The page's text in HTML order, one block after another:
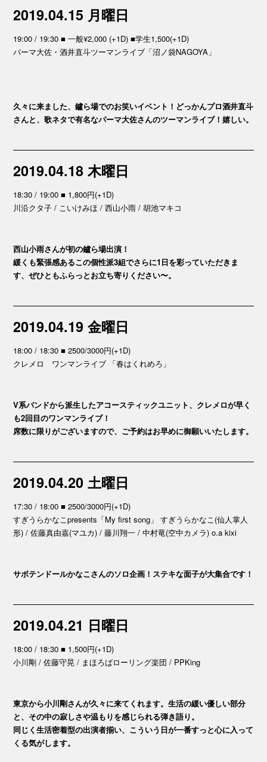
2019.04.15 月曜日
19:00 / 19:30 ■ 一般¥2,000 (+1D) ■学生1,500(+1D)
パーマ大佐・酒井直斗ツーマンライブ「沼ノ袋NAGOYA」
久々に来ました、鑪ら場でのお笑いイベント！どっかんプロ酒井直斗
さんと、歌ネタで有名なパーマ大佐さんのツーマンライブ！嬉しい。
2019.04.18 木曜日
18:30 / 19:00 ■ 1,800円(+1D)
川沿クタ子 / こいけみほ / 西山小雨 / 胡池マキコ
西山小雨さんが初の鑪ら場出演！
緩くも緊張感あるこの個性派3組でさらに1日を彩っていただきま
す、ぜひともふらっとお立ち寄りください〜。
2019.04.19 金曜日
18:00 / 18:30 ■ 2500/3000円(+1D)
クレメロ ワンマンライブ 「春はくれめろ」
V系バンドから派生したアコースティックユニット、クレメロが早く
も2回目のワンマンライブ！
席数に限りがございますので、ご予約はお早めに御願いいたします。
2019.04.20 土曜日
17:30 / 18:00 ■ 2500/3000円(+1D)
すぎうらかなこpresents「My first song」 すぎうらかなこ(仙人掌人
形) / 佐藤真由嘉(マユカ) / 藤川翔一 / 中村竜(空中カメラ) o.a kixi
サボテンドールかなこさんのソロ企画！ステキな面子が大集合です！
2019.04.21 日曜日
18:00 / 18:30 ■ 1,500円(+1D)
小川剛 / 佐藤守晃 / まほろばローリング楽団 / PPKing
東京から小川剛さんが久々に来てくれます。生活の緩い優しい部分
と、その中の寂しさや温もりを感じられる弾き語り。
同じく生活密着型の出演者揃い、こういう日が一番すっと心に入って
くる気がします。